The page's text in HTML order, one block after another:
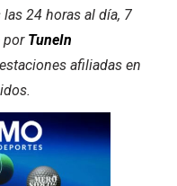
24 horas al día, 7
por TuneIn
afiliadas en